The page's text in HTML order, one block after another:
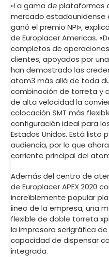
«La gama de plataformas
mercado estadounidense
ganó el premio NPI»,
de Europlacer Americas.
completos de
clientes, apoyados por
han demostrado las
atom3 más allá de toda
combinación de torreta y
de alta velocidad la
colocación SMT más
configuración ideal para
Estados Unidos. Está listo
audiencia, por lo que
corriente principal del
Además del centro de
de Europlacer APEX 2020
increíblemente popular
iineo de la empresa, una
flexible de doble torreta
la impresora serigráfica de
capacidad de dispensar
integrada.